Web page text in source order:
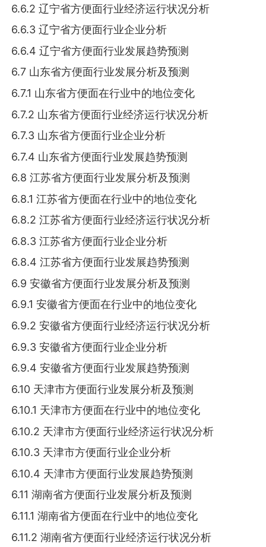
6.6.2 辽宁省方便面行业经济运行状况分析
6.6.3 辽宁省方便面行业企业分析
6.6.4 辽宁省方便面行业发展趋势预测
6.7 山东省方便面行业发展分析及预测
6.7.1 山东省方便面在行业中的地位变化
6.7.2 山东省方便面行业经济运行状况分析
6.7.3 山东省方便面行业企业分析
6.7.4 山东省方便面行业发展趋势预测
6.8 江苏省方便面行业发展分析及预测
6.8.1 江苏省方便面在行业中的地位变化
6.8.2 江苏省方便面行业经济运行状况分析
6.8.3 江苏省方便面行业企业分析
6.8.4 江苏省方便面行业发展趋势预测
6.9 安徽省方便面行业发展分析及预测
6.9.1 安徽省方便面在行业中的地位变化
6.9.2 安徽省方便面行业经济运行状况分析
6.9.3 安徽省方便面行业企业分析
6.9.4 安徽省方便面行业发展趋势预测
6.10 天津市方便面行业发展分析及预测
6.10.1 天津市方便面在行业中的地位变化
6.10.2 天津市方便面行业经济运行状况分析
6.10.3 天津市方便面行业企业分析
6.10.4 天津市方便面行业发展趋势预测
6.11 湖南省方便面行业发展分析及预测
6.11.1 湖南省方便面在行业中的地位变化
6.11.2 湖南省方便面行业经济运行状况分析